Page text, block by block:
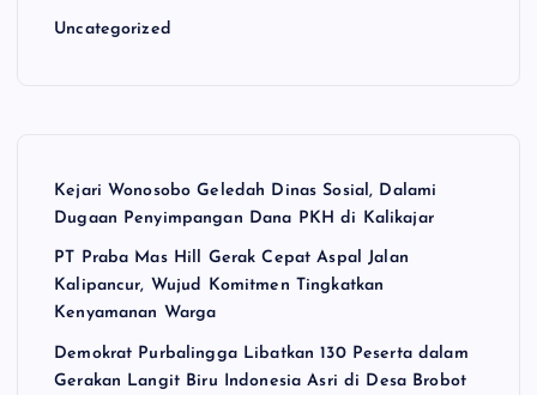
Uncategorized
Kejari Wonosobo Geledah Dinas Sosial, Dalami
Dugaan Penyimpangan Dana PKH di Kalikajar
PT Praba Mas Hill Gerak Cepat Aspal Jalan
Kalipancur, Wujud Komitmen Tingkatkan
Kenyamanan Warga
Demokrat Purbalingga Libatkan 130 Peserta dalam
Gerakan Langit Biru Indonesia Asri di Desa Brobot